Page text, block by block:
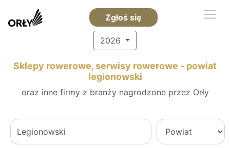
Zgłoś się
2026
Sklepy rowerowe, serwisy rowerowe - powiat
legionowski
oraz inne firmy z branży nagrodzone przez Orły